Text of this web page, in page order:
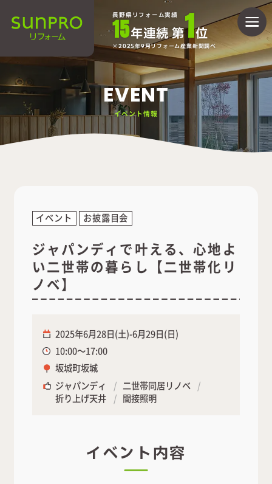
長野県リフォーム実績
15年連続 第1位
2025年9月リフォーム産業新聞調べ
EVENT
イベント情報
イベント お披露目会
ジャパンディで叶える、心地よ
い二世帯の暮らし【二世帯化リ
ノベ】
2025年6月28日(土)-6月29日(日)
10:00～17:00
坂城町坂城
ジャパンディ
二世帯同居リノベ
折り上げ天井
間接照明
イベント内容